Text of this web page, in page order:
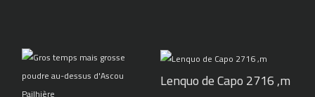
Lenquo de Capo 2716 ,m